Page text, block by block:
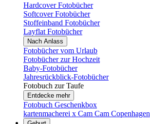
Hardcover Fotobücher
Softcover Fotobücher
Stoffeinband Fotobücher
Layflat Fotobücher
Nach Anlass
Fotobücher vom Urlaub
Fotobücher zur Hochzeit
Baby-Fotobücher
Jahresrückblick-Fotobücher
Fotobuch zur Taufe
Entdecke mehr
Fotobuch Geschenkbox
kartenmacherei x Cam Cam Copenhagen